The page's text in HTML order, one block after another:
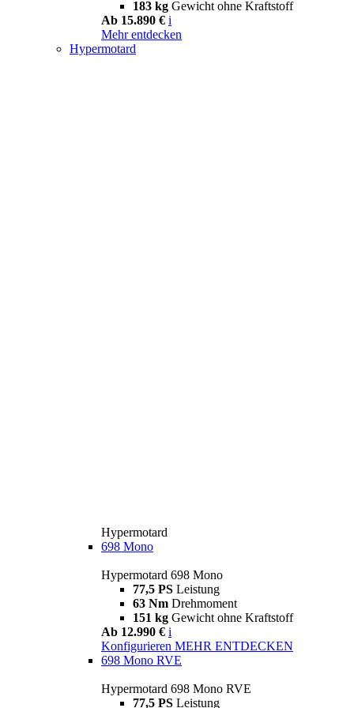
183 kg Gewicht ohne Kraftstoff
Ab 15.890 € i
Mehr entdecken
Hypermotard
Hypermotard
698 Mono
Hypermotard 698 Mono
77,5 PS Leistung
63 Nm Drehmoment
151 kg Gewicht ohne Kraftstoff
Ab 12.990 € i
Konfigurieren MEHR ENTDECKEN
698 Mono RVE
Hypermotard 698 Mono RVE
77,5 PS Leistung